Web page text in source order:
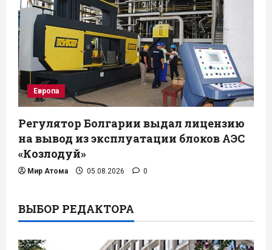
Европа
Регулятор Болгарии выдал лицензию
на вывод из эксплуатации блоков АЭС
«Козлодуй»
Мир Атома 05.08.2026 0
ВЫБОР РЕДАКТОРА